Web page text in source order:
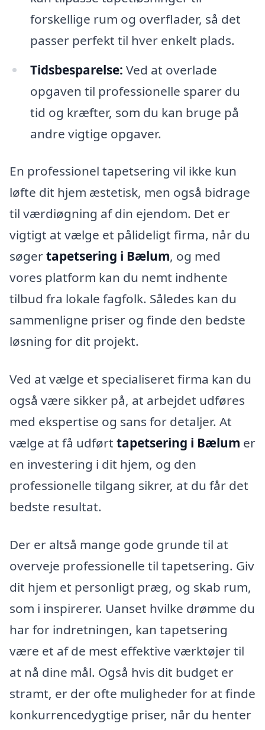
forskellige rum og overflader, så det
passer perfekt til hver enkelt plads.
Tidsbesparelse: Ved at overlade
opgaven til professionelle sparer du
tid og kræfter, som du kan bruge på
andre vigtige opgaver.
En professionel tapetsering vil ikke kun
løfte dit hjem æstetisk, men også bidrage
til værdiøgning af din ejendom. Det er
vigtigt at vælge et pålideligt firma, når du
søgertapetsering i Bælum, og med
vores platform kan du nemt indhente
tilbud fra lokale fagfolk. Således kan du
sammenligne priser og finde den bedste
løsning for dit projekt.
Ved at vælge et specialiseret firma kan du
også være sikker på, at arbejdet udføres
med ekspertise og sans for detaljer. At
vælge at få udført tapetsering i Bælum er
en investering i dit hjem, og den
professionelle tilgang sikrer, at du får det
bedste resultat.
Der er altså mange gode grunde til at
overveje professionelle til tapetsering. Giv
dit hjem et personligt præg, og skab rum,
som i inspirerer. Uanset hvilke drømme du
har for indretningen, kan tapetsering
være et af de mest effektive værktøjer til
at nå dine mål. Også hvis dit budget er
stramt, er der ofte muligheder for at finde
konkurrencedygtige priser, når du henter